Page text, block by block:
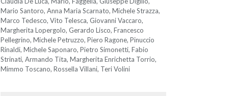
Mario Santoro, Anna Maria Scarnato, Michele Strazza,
Marco Tedesco, Vito Telesca, Giovanni Vaccaro,
Margherita Lopergolo, Gerardo Lisco, Francesco
Pellegrino, Michele Petruzzo, Piero Ragone, Pinuccio
Rinaldi, Michele Saponaro, Pietro Simonetti, Fabio
Strinati, Armando Tita, Margherita Enrichetta Torrio,
Mimmo Toscano, Rossella Villani, Teri Volini